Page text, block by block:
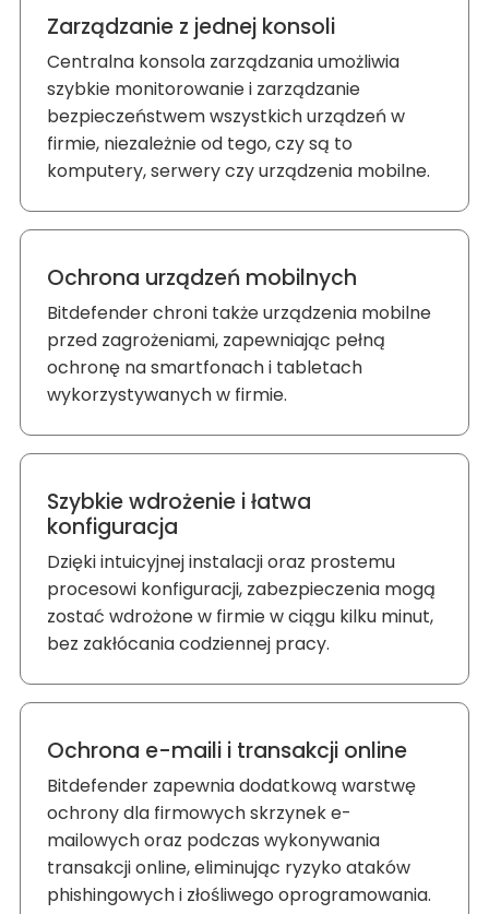
Zarządzanie z jednej konsoli
Centralna konsola zarządzania umożliwia
szybkie monitorowanie i zarządzanie
bezpieczeństwem wszystkich urządzeń w
firmie, niezależnie od tego, czy są to
komputery, serwery czy urządzenia mobilne.
Ochrona urządzeń mobilnych
Bitdefender chroni także urządzenia mobilne
przed zagrożeniami, zapewniając pełną
ochronę na smartfonach i tabletach
wykorzystywanych w firmie.
Szybkie wdrożenie i łatwa
konfiguracja
Dzięki intuicyjnej instalacji oraz prostemu
procesowi konfiguracji, zabezpieczenia mogą
zostać wdrożone w firmie w ciągu kilku minut,
bez zakłócania codziennej pracy.
Ochrona e-maili i transakcji online
Bitdefender zapewnia dodatkową warstwę
ochrony dla firmowych skrzynek e-
mailowych oraz podczas wykonywania
transakcji online, eliminując ryzyko ataków
phishingowych i złośliwego oprogramowania.